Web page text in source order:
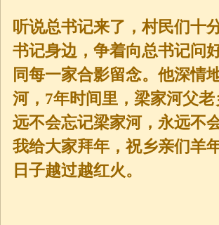
听说总书记来了，村民们十
书记身边，争着向总书记问
同每一家合影留念。他深情
河，7年时间里，梁家河父
远不会忘记梁家河，永远不
我给大家拜年，祝乡亲们羊
日子越过越红火。